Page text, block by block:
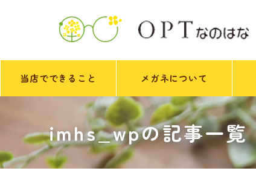
当店でできること メガネについて
imhs_wpの記事一覧